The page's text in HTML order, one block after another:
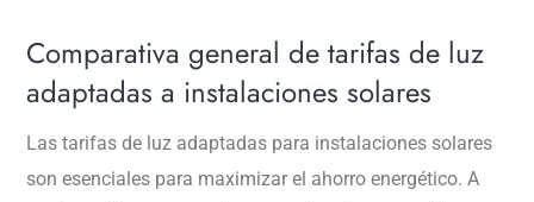
Comparativa general de tarifas de luz
adaptadas a instalaciones solares
Las tarifas de luz adaptadas para instalaciones solares
son esenciales para maximizar el ahorro energético. A